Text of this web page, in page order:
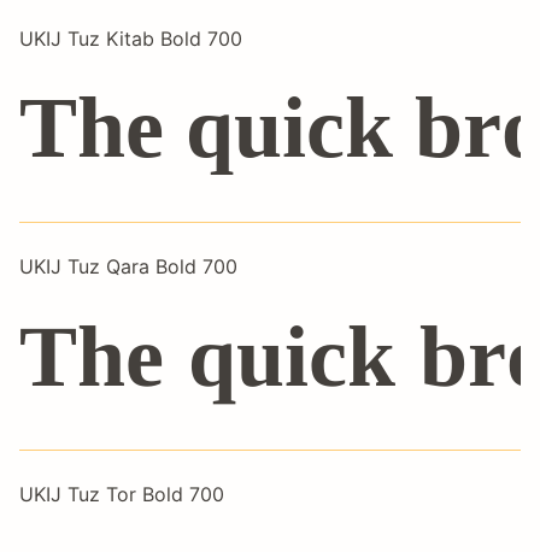
UKIJ Tuz Kitab Bold 700
The quick
UKIJ Tuz Qara Bold 700
The quick
UKIJ Tuz Tor Bold 700